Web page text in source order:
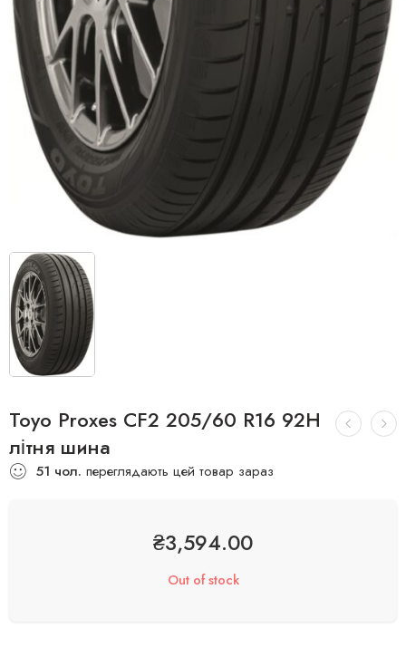
Toyo Proxes CF2 205/60 R16 92H
літня шина
51 чол. переглядають цей товар зараз
₴3,594.00
Out of stock